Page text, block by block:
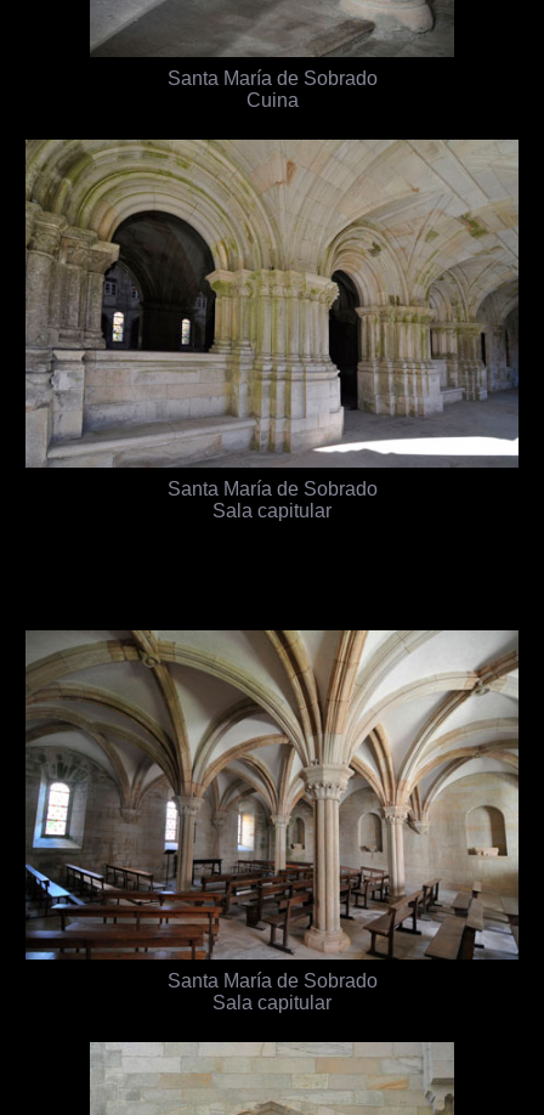
Santa María de Sobrado
Cuina
Santa María de Sobrado
Sala capitular
Santa María de Sobrado
Sala capitular